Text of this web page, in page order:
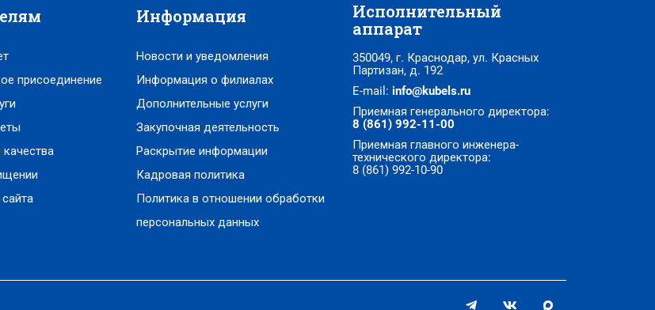
присоединение
Информация
Новости и уведомления
Информация о филиалах
Дополнительные услуги
Закупочная деятельность
Раскрытие информации
Кадровая политика
Политика в отношении обработки
персональных данных
Исполнительный
аппарат
350049, г. Краснодар, ул. Красных
Партизан, д. 192
E-mail:info@kubels.ru
Приемная генерального директора:
8 (861) 992-11-00
Приемная главного инженера-
технического директора:
8 (861) 992-10-90